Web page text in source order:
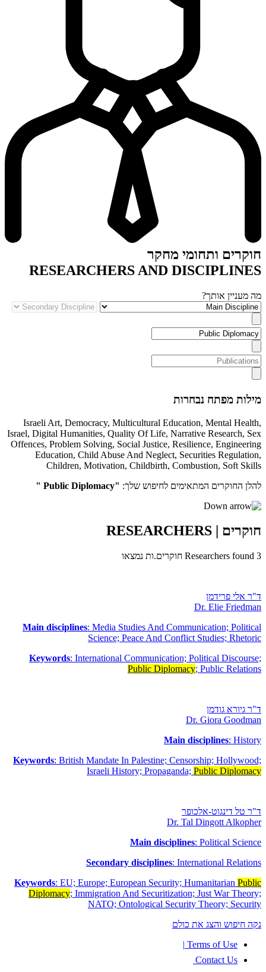
חוקרים ותחומי מחקר
RESEARCHERS AND DISCIPLINES
מה מעניין אותך?
מילות מפתח נבחרות
Israeli Art, Democracy, Multicultural Education, Mental Health,
Israel, Digital Humanities, Quality Of Life, Narrative Research, Sex
Offences, Problem Solving, Social Justice, Resilience, Engineering
Education, Child Abuse And Neglect, Securities Regulation,
Children, Motivation, Childbirth, Combustion, Soft Skills
להלן החוקרים המתאימים לחיפוש שלך: "Public Diplomacy "
חוקרים
Researchers found 3 חוקרים.ות נמצאו
ד"ר אלי פרידמן
Dr. Elie Friedman
Main disciplines: Media Studies And Communication; Political
Science; Peace And Conflict Studies; Rhetoric
Keywords: International Communication; Political Discourse;
Public Diplomacy; Public Relations
ד"ר גיורא גודמן
Dr. Giora Goodman
Main disciplines: History
Keywords: British Mandate In Palestine; Censorship; Hollywood;
Israeli History; Propaganda; Public Diplomacy
ד"ר טל דינגוט-אלכופר
Dr. Tal Dingott Alkopher
Main disciplines: Political Science
Secondary disciplines: International Relations
Keywords: EU; Europe; European Security; Humanitarian Public
Diplomacy; Immigration And Securitization; Just War Theory;
NATO; Ontological Security Theory; Security
נקה חיפוש והצג את כולם
Terms of Use
|
Contact Us